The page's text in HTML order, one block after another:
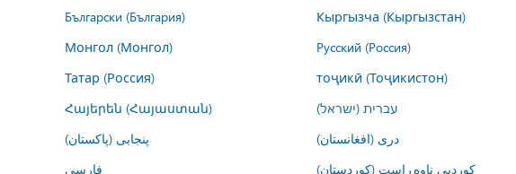
Български (България)
Кыргызча (Кыргызстан)
Монгол (Монгол)
Русский (Россия)
Татар (Россия)
тоҷикӣ (Тоҷикистон)
Հայերեն (Հայաստան)
עברית (ישראל)
پنجابی (پاکستان)
درى (افغانستان)
فارسى
کوردیی ناوەڕاست (کوردستان)